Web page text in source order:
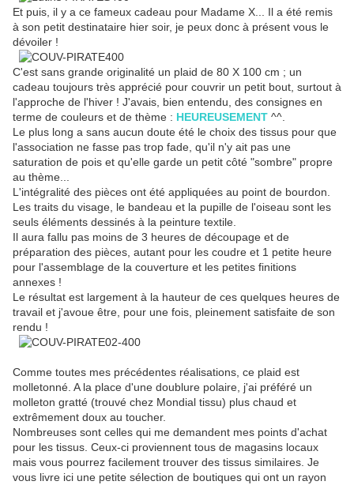
Et puis, il y a ce fameux cadeau pour Madame X... Il a été remis
à son petit destinataire hier soir, je peux donc à présent vous le
dévoiler !
C'est sans grande originalité un plaid de 80 X 100 cm ; un
cadeau toujours très apprécié pour couvrir un petit bout, surtout à
l'approche de l'hiver ! J'avais, bien entendu, des consignes en
terme de couleurs et de thème : HEUREUSEMENT ^^.
Le plus long a sans aucun doute été le choix des tissus pour que
l'association ne fasse pas trop fade, qu'il n'y ait pas une
saturation de pois et qu'elle garde un petit côté "sombre" propre
au thème...
L'intégralité des pièces ont été appliquées au point de bourdon.
Les traits du visage, le bandeau et la pupille de l'oiseau sont les
seuls éléments dessinés à la peinture textile.
Il aura fallu pas moins de 3 heures de découpage et de
préparation des pièces, autant pour les coudre et 1 petite heure
pour l'assemblage de la couverture et les petites finitions
annexes !
Le résultat est largement à la hauteur de ces quelques heures de
travail et j'avoue être, pour une fois, pleinement satisfaite de son
rendu !
Comme toutes mes précédentes réalisations, ce plaid est
molletonné. A la place d'une doublure polaire, j'ai préféré un
molleton gratté (trouvé chez Mondial tissu) plus chaud et
extrêmement doux au toucher.
Nombreuses sont celles qui me demandent mes points d'achat
pour les tissus. Ceux-ci proviennent tous de magasins locaux
mais vous pourrez facilement trouver des tissus similaires. Je
vous livre ici une petite sélection de boutiques qui ont un rayon